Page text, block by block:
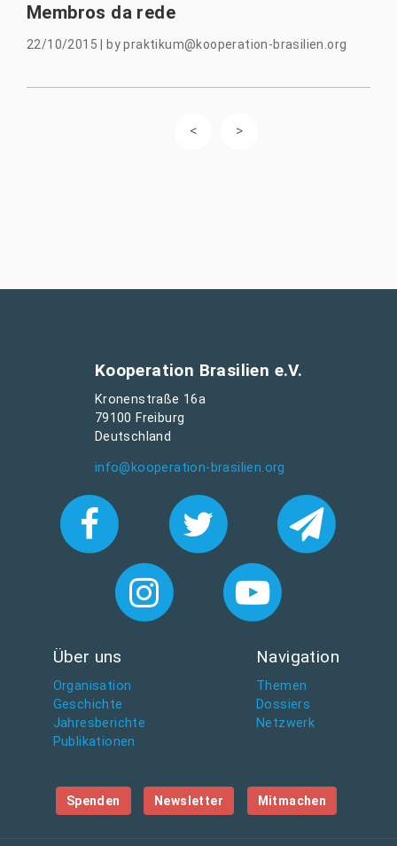
Membros da rede
22/10/2015 bypraktikum@kooperation-brasilien.org
Kooperation Brasilien e.V.
Kronenstraße 16a
79100 Freiburg
Deutschland
info@kooperation-brasilien.org
Über uns
Organisation
Geschichte
Jahresberichte
Publikationen
Navigation
Themen
Dossiers
Netzwerk
Spenden Newsletter Mitmachen